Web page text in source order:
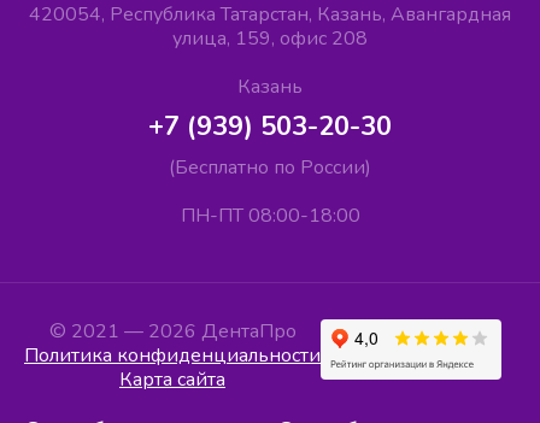
420054, Республика Татарстан, Казань, Авангардная
улица, 159, офис 208
Казань
+7 (939) 503-20-30
(Бесплатно по России)
ПН-ПТ 08:00-18:00
© 2021 — 2026 ДентаПро
Политика конфиденциальности
Карта сайта